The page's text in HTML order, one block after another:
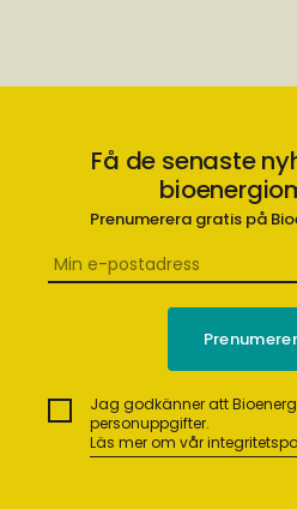
Få de senaste
Prenumerera gratis på
Jag godkänner att
personuppgifter.
Läs mer om vår